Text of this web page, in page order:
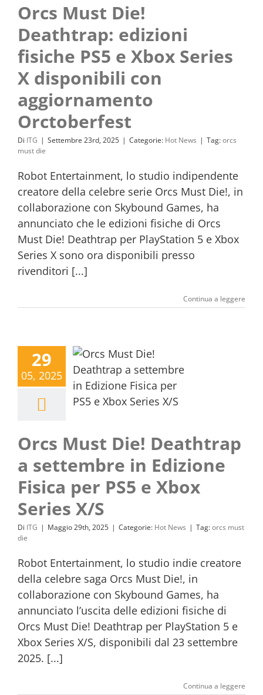
Orcs Must Die!
Deathtrap: edizioni
fisiche PS5 e Xbox Series
X disponibili con
aggiornamento
Orctoberfest
Di ITG | Settembre 23rd, 2025 | Categorie: Hot News | Tag:orcs
must die
Robot Entertainment, lo studio indipendente
creatore della celebre serie Orcs Must Die!, in
collaborazione con Skybound Games, ha
annunciato che le edizioni fisiche di Orcs
Must Die! Deathtrap per PlayStation 5 e Xbox
Series X sono ora disponibili presso
rivenditori [...]
Continua a leggere
29
05, 2025
Orcs Must Die! Deathtrap
a settembre in Edizione
Fisica per PS5 e Xbox
Series X/S
Di ITG | Maggio 29th, 2025 | Categorie: Hot News | Tag:orcs must
die
Robot Entertainment, lo studio indie creatore
della celebre saga Orcs Must Die!, in
collaborazione con Skybound Games, ha
annunciato l’uscita delle edizioni fisiche di
Orcs Must Die! Deathtrap per PlayStation 5 e
Xbox Series X/S, disponibili dal 23 settembre
2025. [...]
Continua a leggere